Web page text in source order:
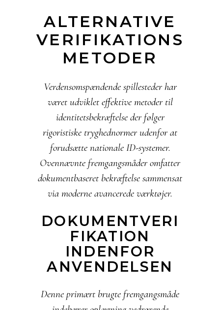
ALTERNATIVE
VERIFIKATIONS
METODER
Verdensomspændende spillesteder har
været udviklet effektive metoder til
identitetsbekræftelse der følger
rigoristiske tryghednormer udenfor at
forudsætte nationale ID-systemer.
Ovennævnte fremgangsmåder omfatter
dokumentbaseret bekræftelse sammensat
via moderne avancerede værktøjer.
DOKUMENTVERI
FIKATION
INDENFOR
ANVENDELSEN
Denne primært brugte fremgangsmåde